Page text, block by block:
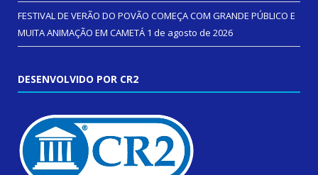
FESTIVAL DE VERÃO DO POVÃO COMEÇA COM GRANDE PÚBLICO E
MUITA ANIMAÇÃO EM CAMETÁ 1 de agosto de 2026
DESENVOLVIDO POR CR2